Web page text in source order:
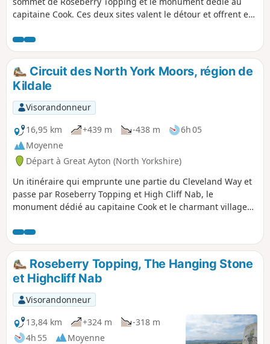
capitaine Cook. Ces deux sites valent le détour et offrent en
Circuit des North York Moors, région de
Kildale
Visorandonneur
16,95 km
+439 m -438 m
6h 05
Moyenne
Départ à Great Ayton (North Yorkshire)
Un itinéraire qui emprunte une partie du Cleveland Way et
passe par Roseberry Topping et High Cliff Nab, le
monument dédié au capitaine Cook et le charmant village
Roseberry Topping, The Hanging Stone
et Highcliff Nab
Visorandonneur
13,84 km
+324 m
-318 m
4h 55
Moyenne